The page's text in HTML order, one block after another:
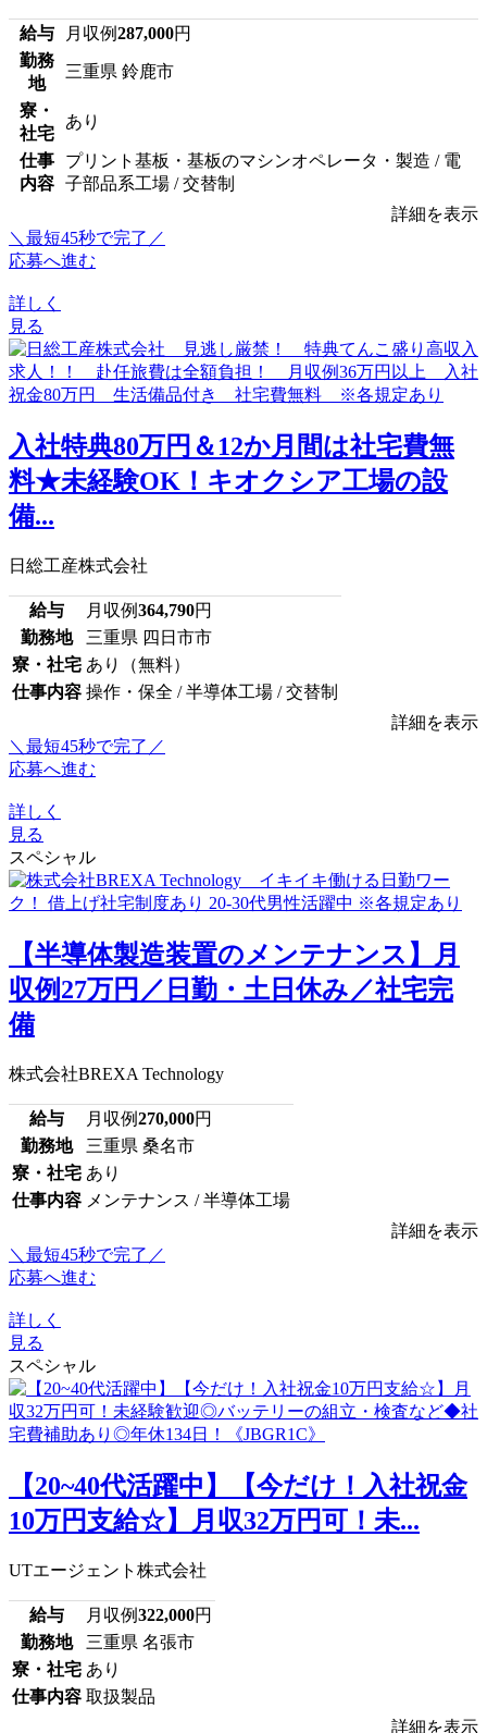
給与 月収例287,000円
勤務
地
三重県 鈴鹿市
寮・
社宅
あり
仕事
内容
プリント基板・基板のマシンオペレータ・製造 / 電
子部品系工場 / 交替制
詳細を表示
＼最短45秒で完了／
応募へ進む
詳しく
見る
入社特典80万円＆12か月間は社宅費無
料★未経験OK！キオクシア工場の設
備...
日総工産株式会社
給与 月収例364,790円
勤務地
三重県 四日市市
寮・社宅 あり（無料）
仕事内容 操作・保全 / 半導体工場 / 交替制
詳細を表示
＼最短45秒で完了／
応募へ進む
詳しく
見る
スペシャル
【半導体製造装置のメンテナンス】月
収例27万円／日勤・土日休み／社宅完
備
株式会社BREXA Technology
給与 月収例270,000円
勤務地
三重県 桑名市
寮・社宅 あり
仕事内容 メンテナンス / 半導体工場
詳細を表示
＼最短45秒で完了／
応募へ進む
詳しく
見る
スペシャル
【20~40代活躍中】【今だけ！入社祝金
10万円支給☆】月収32万円可！未...
UTエージェント株式会社
給与 月収例322,000円
勤務地
三重県 名張市
寮・社宅 あり
仕事内容 取扱製品
詳細を表示